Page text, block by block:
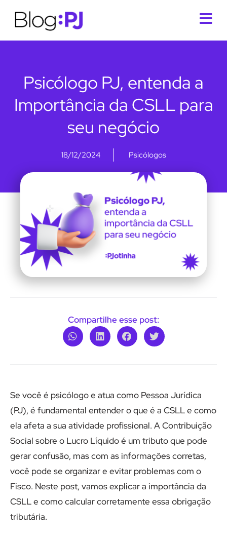
Psicólogo PJ, entenda a
Importância da CSLL para
seu negócio
18/12/2024 Psicólogos
Compartilhe esse post:
Se você é psicólogo e atua como Pessoa Jurídica
(PJ), é fundamental entender o que é a CSLL e como
ela afeta a sua atividade profissional. A Contribuição
Social sobre o Lucro Líquido é um tributo que pode
gerar confusão, mas com as informações corretas,
você pode se organizar e evitar problemas com o
Fisco. Neste post, vamos explicar a importância da
CSLL e como calcular corretamente essa obrigação
tributária.